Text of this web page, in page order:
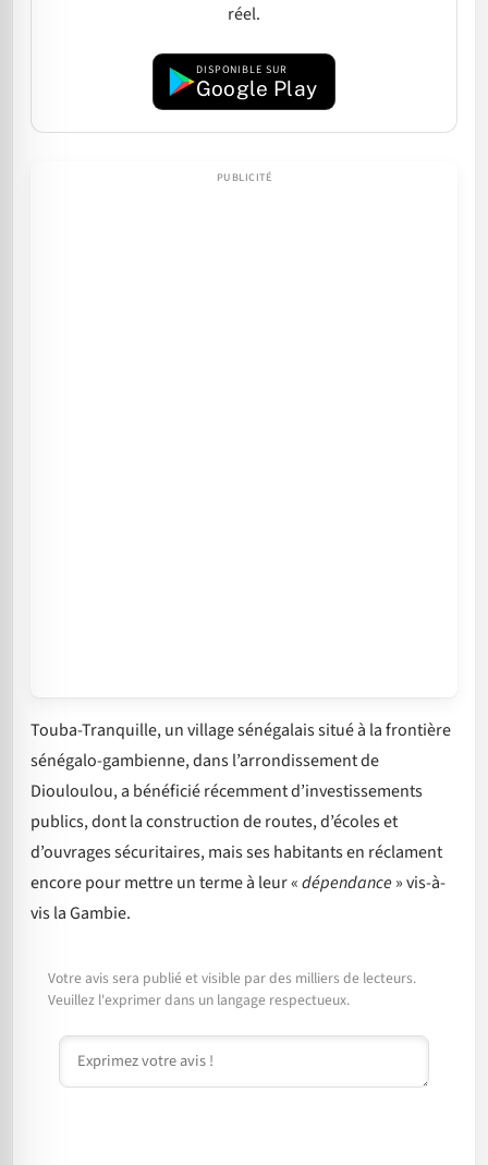
réel.
DISPONIBLE SUR
Google Play
Touba-Tranquille, un village sénégalais situé à la frontière
sénégalo-gambienne, dans l’arrondissement de
Diouloulou, a bénéficié récemment d’investissements
publics, dont la construction de routes, d’écoles et
d’ouvrages sécuritaires, mais ses habitants en réclament
encore pour mettre un terme à leur «dépendance » vis-à-
vis la Gambie.
Votre avis sera publié et visible par des milliers de lecteurs.
Veuillez l'exprimer dans un langage respectueux.
Commentaire